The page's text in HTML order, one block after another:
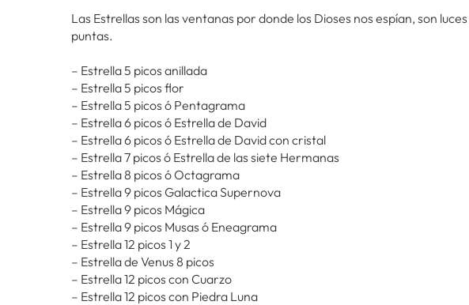
Las Estrellas son las ventanas por donde los Dioses nos espían, son
puntas.
– Estrella 5 picos anillada
– Estrella 5 picos flor
– Estrella 5 picos ó Pentagrama
– Estrella 6 picos ó Estrella de David
– Estrella 6 picos ó Estrella de David con cristal
– Estrella 7 picos ó Estrella de las siete Hermanas
– Estrella 8 picos ó Octagrama
– Estrella 9 picos Galactica Supernova
– Estrella 9 picos Mágica
– Estrella 9 picos Musas ó Eneagrama
– Estrella 12 picos 1 y 2
– Estrella de Venus 8 picos
– Estrella 12 picos con Cuarzo
– Estrella 12 picos con Piedra Luna